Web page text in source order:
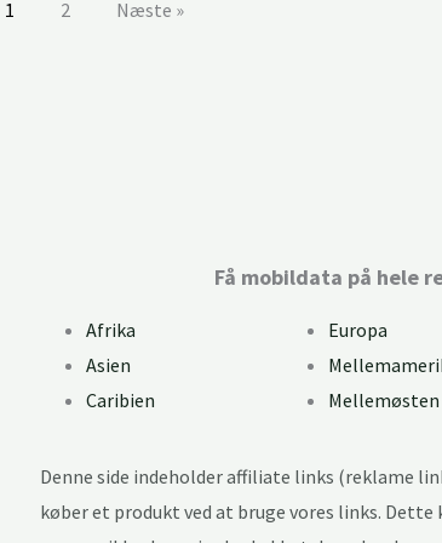
1 2 Næste »
Få mobildata på hele
Afrika
Asien
Caribien
Europa
Mellemøsten
Denne side indeholder affiliate links (reklame
køber et produkt ved at bruge vores links.